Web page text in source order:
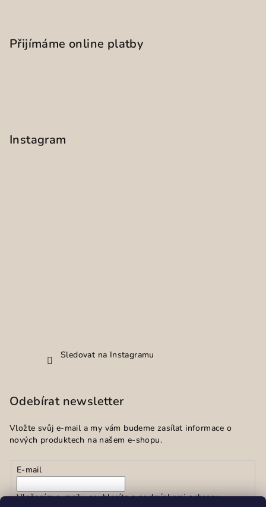
Přijímáme online platby
Instagram
Sledovat na Instagramu
Odebírat newsletter
Vložte svůj e-mail a my vám budeme zasílat informace o
nových produktech na našem e-shopu.
E-mail
Vložením e-mailu souhlasíte spodmínkami ochrany